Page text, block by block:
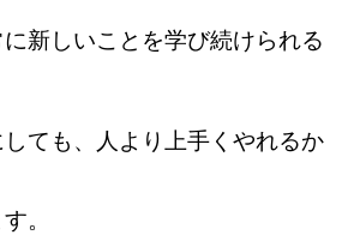
新しいことを学び続けられる
ても、人より上手くやれるか
。